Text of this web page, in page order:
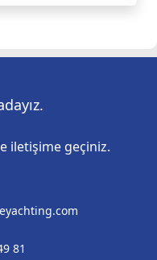
iletişime geçiniz.
81